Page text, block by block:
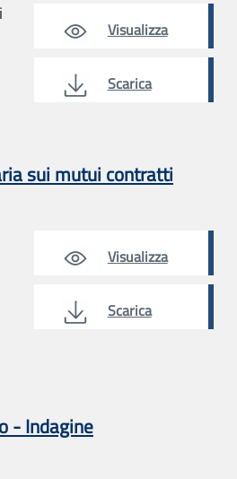
Visualizza
Scarica
sui mutui contratti
Visualizza
Scarica
- Indagine